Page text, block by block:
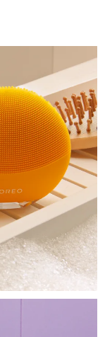
Solution
Scalp
Set
18% PAP gel
Gel
计送达日期8/11/26
预计送达日期
送达日期8/10/26
送达日期8/12/26
8/14/26
送达日期 8/10/26
送达日期8/13/26
计送达日期